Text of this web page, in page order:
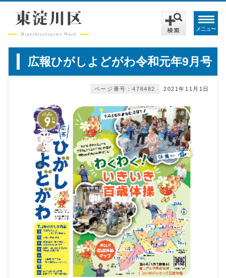
メニュー
広報ひがしよどがわ令和元年9月号
2021年11月1日
ページ番号：478482